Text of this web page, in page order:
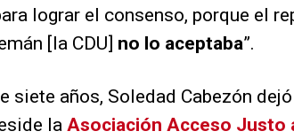
lograr el consenso, porque el
[la CDU] no lo aceptaba”.
siete años, Soledad Cabezón
la Asociación Acceso Justo